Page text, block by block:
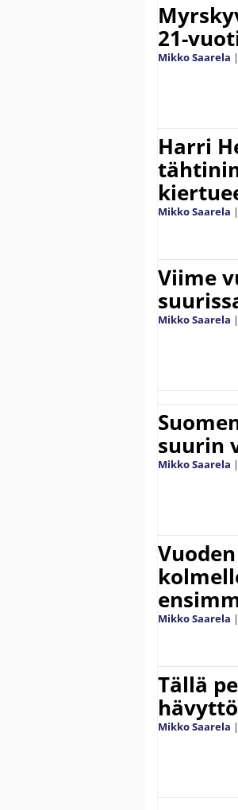
21-
Mikko Saarela |
Harri
Mikko Saarela |
Viime
Mikko Saarela |
suurin
Mikko Saarela |
Mikko Saarela |
Tällä
Mikko Saarela |